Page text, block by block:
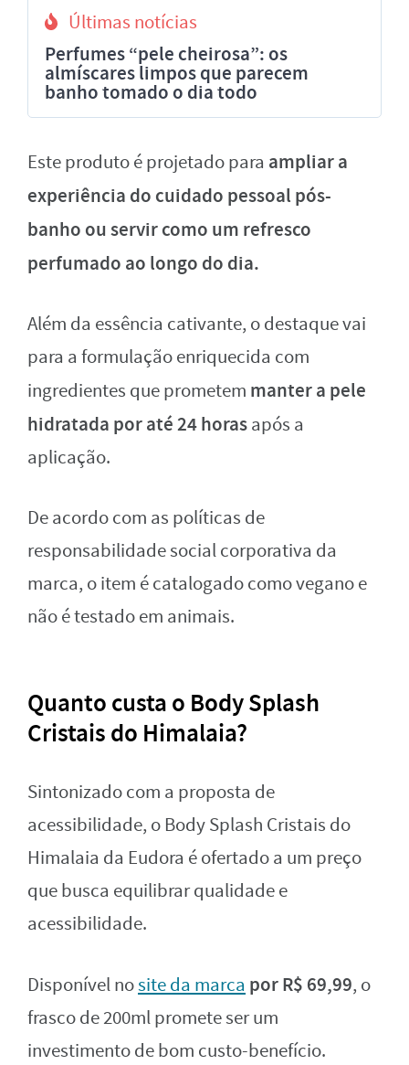
Últimas notícias
Perfumes “pele cheirosa”: os
almíscares limpos que parecem
banho tomado o dia todo
Este produto é projetado para ampliar a
experiência do cuidado pessoal pós-
banho ou servir como um refresco
perfumado ao longo do dia.
Além da essência cativante, o destaque vai
para a formulação enriquecida com
ingredientes que prometem manter a pele
hidratada por até 24 horasapós a
aplicação.
De acordo com as políticas de
responsabilidade social corporativa da
marca, o item é catalogado como vegano e
não é testado em animais.
Quanto custa o Body Splash
Cristais do Himalaia?
Sintonizado com a proposta de
acessibilidade, o Body Splash Cristais do
Himalaia da Eudora é ofertado a um preço
que busca equilibrar qualidade e
acessibilidade.
Disponível nosite da marca por R$ 69,99, o
frasco de 200ml promete ser um
investimento de bom custo-benefício.